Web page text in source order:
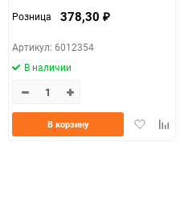
Розница 378,30 ₽
Артикул: 6012354
В наличии
Добавить
В корзину